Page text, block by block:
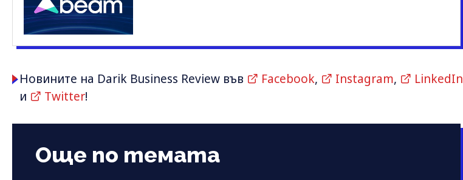
Новините на Darik Business Review във Facebook, Instagram,
LinkedIn
и
Twitter!
Още по темата